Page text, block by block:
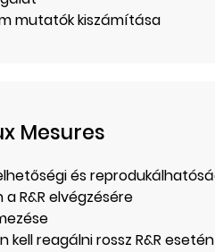
mutatók kiszámítása
Mesures
és
R&R elvégzésére
kell reagálni rossz R&R esetén